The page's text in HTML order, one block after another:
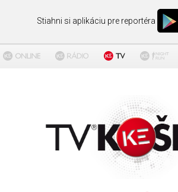
Stiahni si aplikáciu pre reportéra